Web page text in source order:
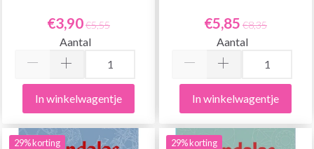
€3,90€5,55
Aantal
In winkelwagentje
€5,85 €8,35
Aantal
In winkelwagentje
29% korting 29% korting